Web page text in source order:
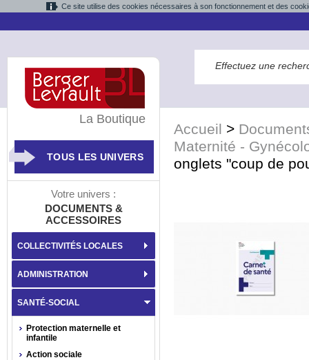
Ce site utilise des cookies nécessaires à son fonctionnement et des
Accueil >
Maternité -
onglets "coup de
La Boutique
TOUS LES UNIVERS
Votre univers :
DOCUMENTS &
ACCESSOIRES
COLLECTIVITÉS LOCALES
ADMINISTRATION
SANTÉ-SOCIAL
Protection maternelle et
infantile
Action sociale